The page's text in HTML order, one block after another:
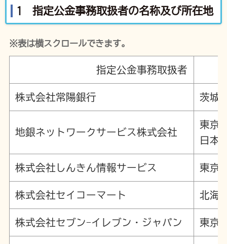
1 指定公金事務取扱者の名称及び所在地
※表は横スクロールできます。
指定公金事務取扱者
株式会社常陽銀行 茨城
地銀ネットワークサービス株式会社
東京
日本
株式会社しんきん情報サービス 東京
株式会社セイコーマート 北海
株式会社セブン-イレブン・ジャパン 東京